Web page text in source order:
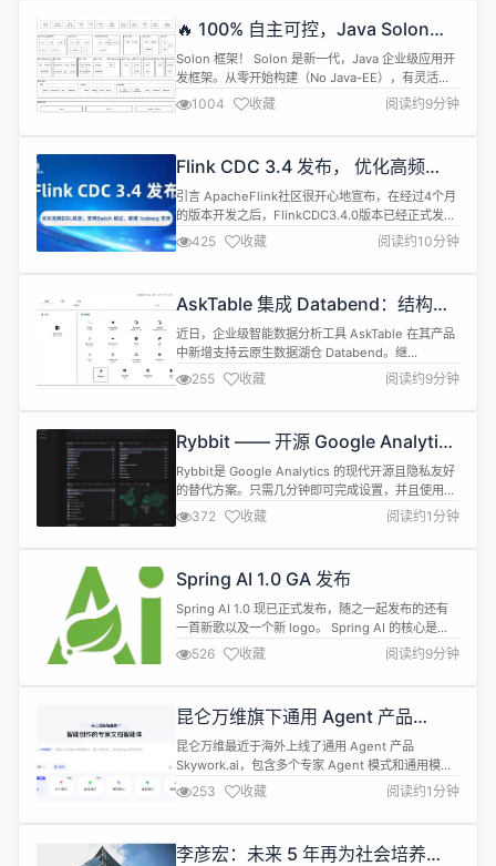
🔥 100% 自主可控，Java Solon
v3.3.1 发布（国产优秀应用开发基
座）
Solon 框架！ Solon 是新一代，Java 企业级应用开
发框架。从零开始构建（No Java-EE），有灵活的
接口规范与开放生态。采用商用友好的 Apache 2.0
开源协议，是“杭州无耳科技有限公司”开源的根级项
目，是 Java 应用开发的生态基座（可替换美国博通
提倡： 克制、高效、开放 ...
1004 收藏 阅读约9分钟
Flink CDC 3.4 发布， 优化高频
DDL 处理，支持 Batch 模式，新增
Iceberg 支持
引言 ApacheFlink社区很开心地宣布，在经过4个月
的版本开发之后，FlinkCDC3.4.0版本已经正式发
布。FlinkCDC是流行的流式数据集成框架，
CDC3.4.0版本强化了框架对于高频表结构变更的支
持，框架支持了batch执行模式，新增
FlinkCDC将数据库数据全增量一体化实时写入Ic...
425 收藏 阅读约10分钟
AskTable 集成 Databend：结构化
数据的 AI 查询新体验
近日，企业级智能数据分析工具 AskTable 在其产品
中新增支持云原生数据湖仓 Databend。继
MySQL、PostgreSQL、ClickHouse、TiDB 等之
后，Databend 成为 AskTable 支持的又一款现代分
析型数据库。此次集成将自然语言分析与高性能数仓
验。 从写 SQL 到问问题，...
255 收藏 阅读约9分钟
Rybbit —— 开源 Google Analytics
替代品
Rybbit是 Google Analytics 的现代开源且隐私友好
的替代方案。只需几分钟即可完成设置，并且使用起
来非常直观。 主要特点 所有关键的网络分析指标，
包括会话、独立用户、页面浏览量、跳出率、会话时
长 无 Cookie 或用户跟踪 - 符合 GDPR 和 CCPA 可
个以上维度的高级过滤 自定义...
372 收藏 阅读约1分钟
Spring AI 1.0 GA 发布
Spring AI 1.0 现已正式发布，随之一起发布的还有
一首新歌以及一个新 logo。 Spring AI 的核心是
ChatClient，一种可移植且易于使用的 API，是与
AI 模型交互的主要接口。 Spring AI 的 ChatClient
支持调用20 个AI 模型，从 Anthropic 到 ZhiPu。它
526 收藏 阅读约9分钟
昆仑万维旗下通用 Agent 产品
Skywork.ai 限时免费
昆仑万维最近于海外上线了通用 Agent 产品
Skywork.ai，包含多个专家 Agent 模式和通用模
式。 Skywork AI 目前正在进行测试，用户可以直接
注册，并且在测试期间完成任务不消耗积分。
Skywork AI 旨在通过 AI 驱动的工具提升生产力。
用场景为核心，...
253 收藏 阅读约1分钟
李彦宏：未来 5 年再为社会培养